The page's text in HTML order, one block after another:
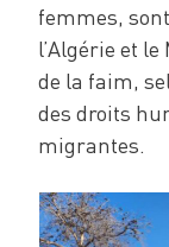
femmes,
l’Algérie et
de la faim,
des droits
migrantes.